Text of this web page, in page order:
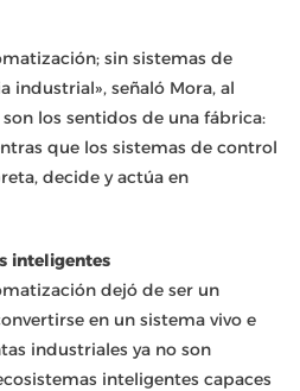
sin sistemas de
industrial», señaló Mora, al
los sentidos de una fábrica:
que los sistemas de control
decide y actúa en
inteligentes
dejó de ser un
en un sistema vivo e
industriales ya no son
inteligentes capaces